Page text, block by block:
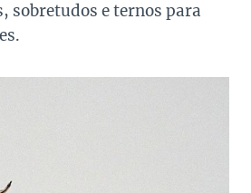
sobretudos e ternos para